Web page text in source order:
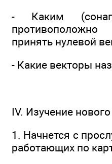
- Каким
принять нулевой
- Какие векторы
IV. Изучение
1. Начнется с
работающих по